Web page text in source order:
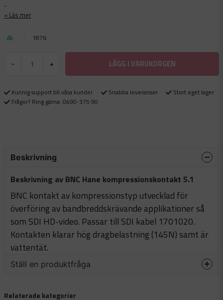
-
Läs mer
1876
- + LÄGG I VARUKORGEN
Kunnig support till våra kunder Snabba leveranser
Stort eget lager
Frågor? Ring gärna: 0490-375 90
Beskrivning
Beskrivning av BNC Hane kompressionskontakt 5.1
BNC kontakt av kompressionstyp utvecklad för
överföring av bandbreddskrävande applikationer så
som SDI HD-video. Passar till SDI kabel 1701020.
Kontakten klarar hög dragbelastning (145N) samt är
vattentät.
Ställ en produktfråga
Fråga oss något om denna produkten...
Relaterade kategorier